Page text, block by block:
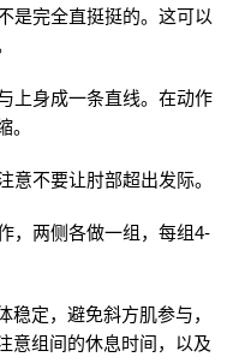
是完全直挺挺的。这可以
上身成一条直线。在动作
。
意不要让肘部超出发际。
，两侧各做一组，每组4-
定，避免斜方肌参与，
意组间的休息时间，以及